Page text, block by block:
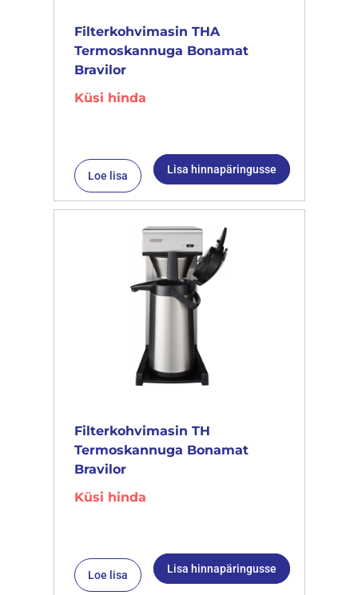
Filterkohvimasin THA
Termoskannuga Bonamat
Bravilor
Küsi hinda
Loe lisa Lisa hinnapäringusse
Filterkohvimasin TH
Termoskannuga Bonamat
Bravilor
Küsi hinda
Loe lisa Lisa hinnapäringusse